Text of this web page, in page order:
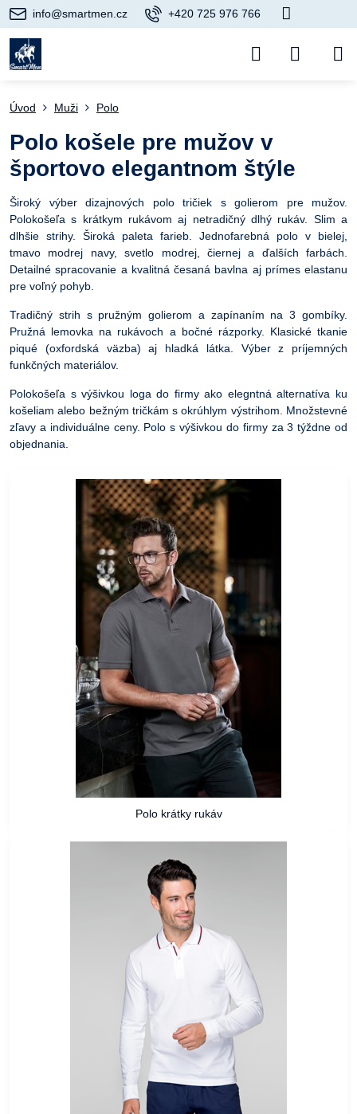
info@smartmen.cz +420 725 976 766
Úvod Muži Polo
Polo košele pre mužov v
športovo elegantnom štýle
Široký výber dizajnových polo tričiek s golierom pre mužov.
Polokošeľa s krátkym rukávom aj netradičný dlhý rukáv. Slim a
dlhšie strihy. Široká paleta farieb. Jednofarebná polo v bielej,
tmavo modrej navy, svetlo modrej, čiernej a ďalších farbách.
Detailné spracovanie a kvalitná česaná bavlna aj prímes elastanu
pre voľný pohyb.
Tradičný strih s pružným golierom a zapínaním na 3 gombíky.
Pružná lemovka na rukávoch a bočné rázporky. Klasické tkanie
piqué (oxfordská väzba) aj hladká látka. Výber z príjemných
funkčných materiálov.
Polokošeľa s výšivkou loga do firmy ako elegntná alternatíva ku
košeliam alebo bežným tričkám s okrúhlym výstrihom. Množstevné
zľavy a individuálne ceny. Polo s výšivkou do firmy za 3 týždne od
objednania.
Polo krátky rukáv